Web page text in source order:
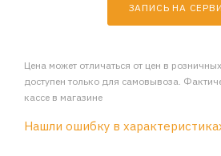
ЗАПИСЬ НА
Цена может отличаться от цен в
доступен только для самовывоза.
кассе в магазине
Нашли ошибку в